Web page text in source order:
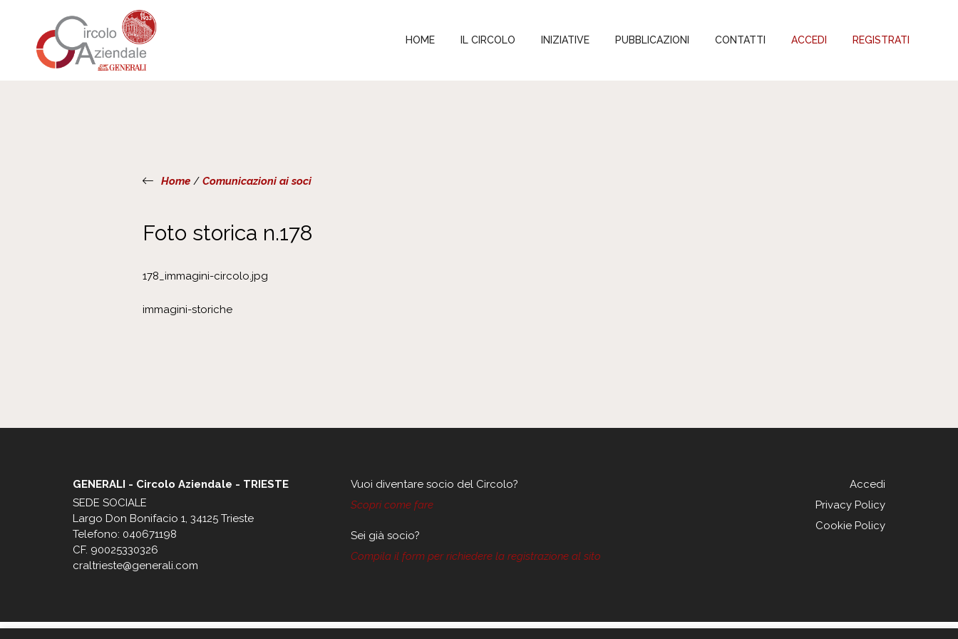
HOME IL CIRCOLO INIZIATIVE PUBBLICAZIONI CONTATTI ACCEDI REGISTRATI
Home/ Comunicazioni ai soci
Foto storica n.178
178_immagini-circolo.jpg
immagini-storiche
GENERALI - Circolo Aziendale - TRIESTE
SEDE SOCIALE
Largo Don Bonifacio 1, 34125 Trieste
Telefono: 040671198
CF. 90025330326
craltrieste@generali.com
Vuoi diventare socio del Circolo?
Scopri come fare
Sei già socio?
Compila il form per richiedere la registrazione al sito
Accedi
Privacy Policy
Cookie Policy